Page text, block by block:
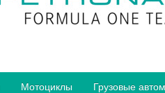
Мотоциклы Грузовые